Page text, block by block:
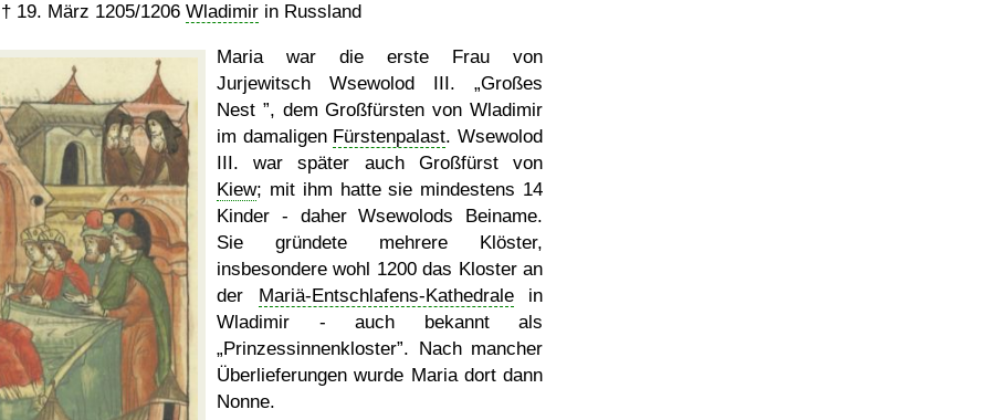
† 19. März 1205/1206 Wladimir in Russland
Maria war die erste Frau von
Jurjewitsch Wsewolod III.
Großes
Nest
, dem Großfürsten von Wladimir
im damaligen Fürstenpalast. Wsewolod
III. war später auch Großfürst von
Kiew; mit ihm hatte sie mindestens 14
Kinder - daher Wsewolods Beiname.
Sie gründete mehrere Klöster,
insbesondere wohl 1200 das Kloster an
der Mariä-Entschlafens-Kathedralein
Wladimir - auch bekannt als
Prinzessinnenkloster . Nach mancher
Überlieferungen wurde Maria dort dann
Nonne.